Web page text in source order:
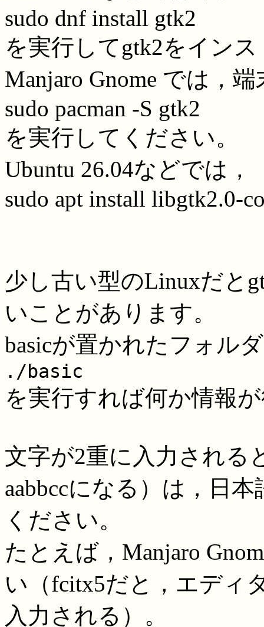
sudo dnf install gtk2
を実行してgtk2をイン
Manjaro Gnome では，端
sudo pacman -S gtk2
を実行してください。
Ubuntu 26.04などでは，
sudo apt install libgtk2.0-
少し古い型のLinuxだと
いことがあります。
basicが置かれたフォル
./basic
を実行すれば何か情報
文字が2重に入力される
aabbccになる）は，日
ください。
たとえば，Manjaro
い（fcitx5だと，エディ
入力される）。